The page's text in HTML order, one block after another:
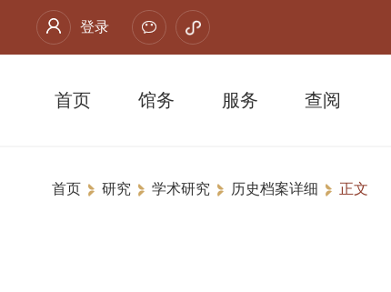
登录
首页 馆务 服务 查阅
首页 研究 学术研究 历史档案详细 正文